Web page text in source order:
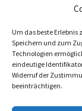
Um das beste
Speichern und zum
Technologien
eindeutige
Widerruf der
beeinträchtigen.